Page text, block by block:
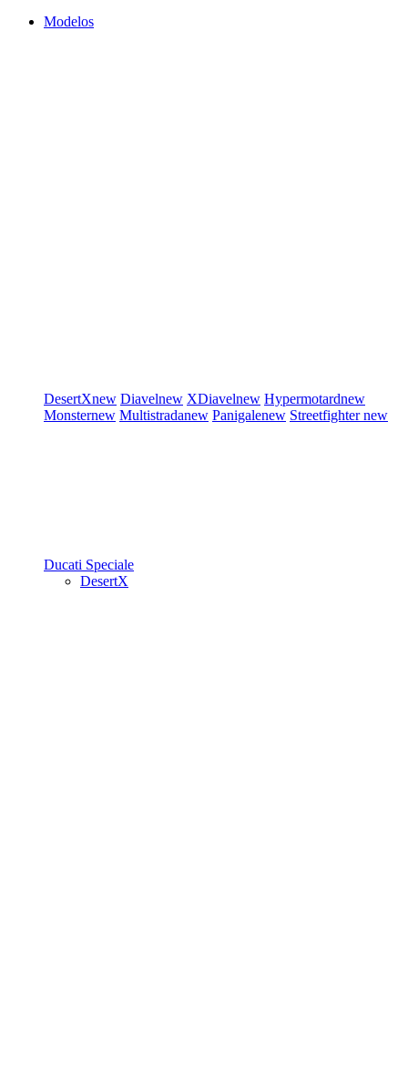
Modelos
DesertXnew Diavelnew XDiavelnew Hypermotardnew
Monsternew Multistradanew Panigalenew Streetfighternew
Ducati Speciale
DesertX